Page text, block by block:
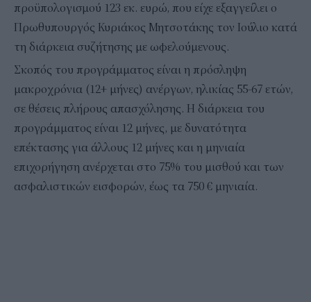
προϋπολογισμού 123 εκ. ευρώ, που είχε εξαγγείλει ο
Πρωθυπουργός Κυριάκος Μητσοτάκης τον Ιούλιο κατά
τη διάρκεια συζήτησης με ωφελούμενους.
Σκοπός του προγράμματος είναι η πρόσληψη
μακροχρόνια (12+ μήνες) ανέργων, ηλικίας 55-67 ετών,
σε θέσεις πλήρους απασχόλησης. Η διάρκεια του
προγράμματος είναι 12 μήνες, με δυνατότητα
επέκτασης για άλλους 12 μήνες και η μηνιαία
επιχορήγηση ανέρχεται στο 75% του μισθού και των
ασφαλιστικών εισφορών, έως τα 750 € μηνιαία.